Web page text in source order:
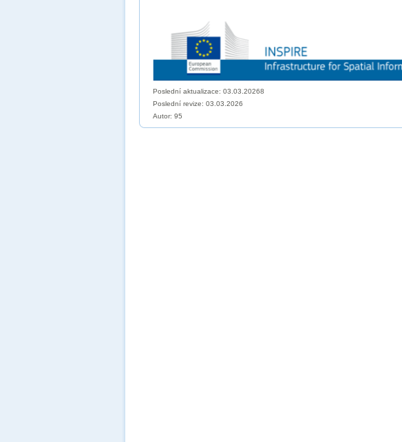
Poslední aktualizace: 03.03.20268
Poslední revize: 03.03.2026
Autor: 95